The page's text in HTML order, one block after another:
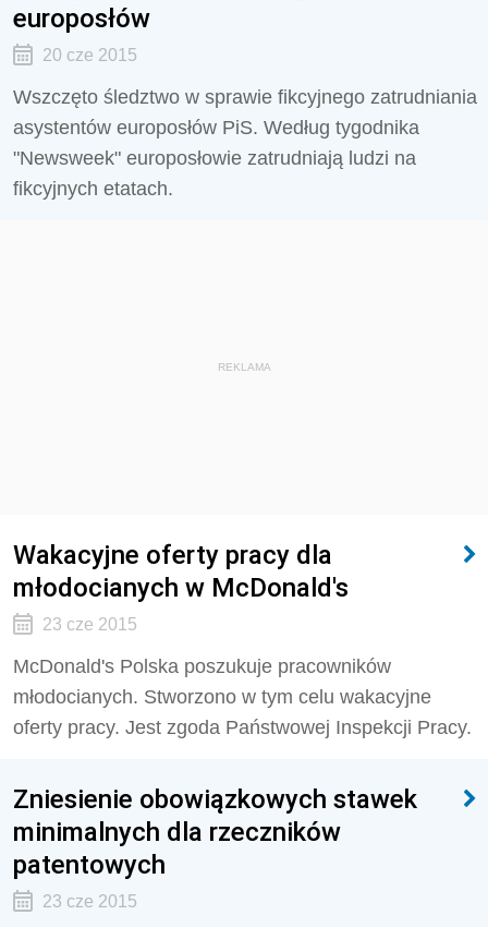
europosłów
20 cze 2015
Wszczęto śledztwo w sprawie fikcyjnego zatrudniania
asystentów europosłów PiS. Według tygodnika
"Newsweek" europosłowie zatrudniają ludzi na
fikcyjnych etatach.
REKLAMA
Wakacyjne oferty pracy dla
młodocianych w McDonald's
23 cze 2015
McDonald's Polska poszukuje pracowników
młodocianych. Stworzono w tym celu wakacyjne
oferty pracy. Jest zgoda Państwowej Inspekcji Pracy.
Zniesienie obowiązkowych stawek
minimalnych dla rzeczników
patentowych
23 cze 2015